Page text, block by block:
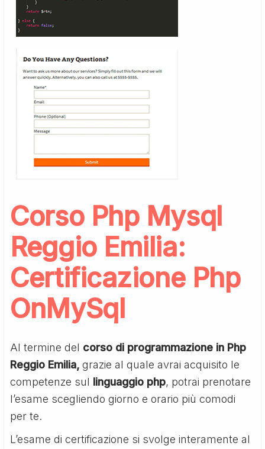
Corso Php Mysql
Reggio Emilia:
Certificazione Php
OnMySql
Al termine del corso di programmazione in Php
Reggio Emilia, grazie al quale avrai acquisito le
competenze sul linguaggio php, potrai prenotare
l’esame scegliendo giorno e orario più comodi
per te.
L’esame di certificazione si svolge interamente al